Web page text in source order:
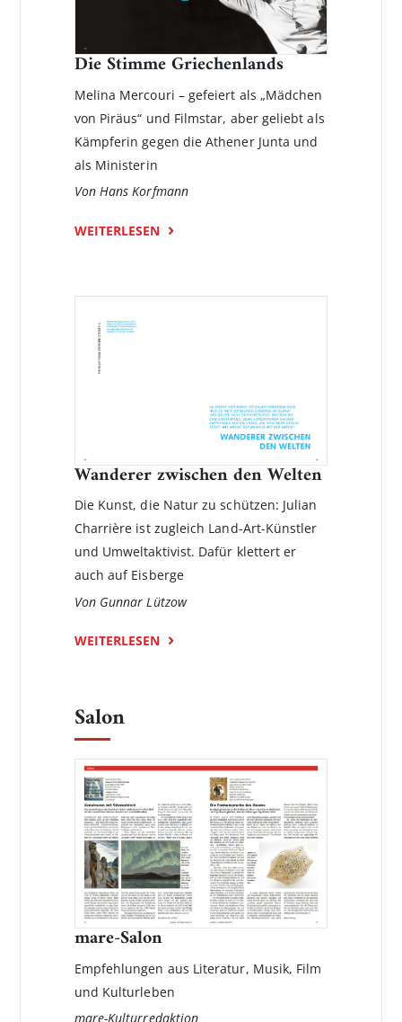
Die Stimme Griechenlands
Melina Mercouri – gefeiert als „Mädchen
von Piräus“ und Filmstar, aber geliebt als
Kämpferin gegen die Athener Junta und
als Ministerin
Von Hans Korfmann
WEITERLESEN
Wanderer zwischen den Welten
Die Kunst, die Natur zu schützen: Julian
Charrière ist zugleich Land-Art-Künstler
und Umweltaktivist. Dafür klettert er
auch auf Eisberge
Von Gunnar Lützow
WEITERLESEN
Salon
mare-Salon
Empfehlungen aus Literatur, Musik, Film
und Kulturleben
mare-Kulturredaktion